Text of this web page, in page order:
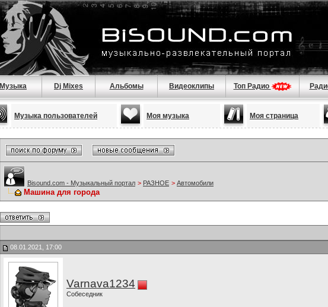
Музыка Dj Mixes Альбомы Видеоклипы Топ Радио
Музыка пользователей Моя музыка Моя страница
Bisound.com - Музыкальный портал > РАЗНОЕ > Автомобили
Машина для города
08.01.2021, 17:00
Varnava1234
Собеседник